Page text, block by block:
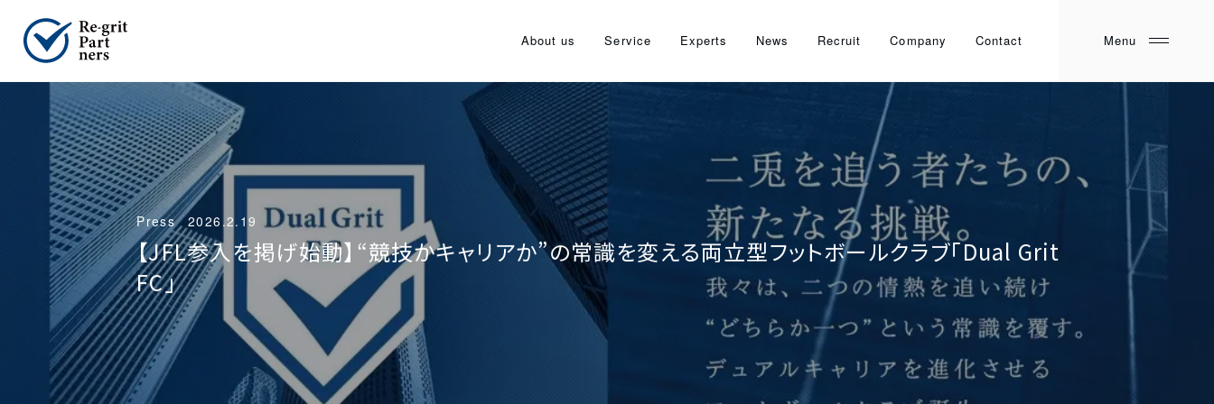
About us Service Experts News Recruit Company Contact
Press 2026.2.19
【JFL参入を掲げ始動】“競技かキャリアか”の常識を変える両立型フットボールクラブ「Dual Grit
FC」